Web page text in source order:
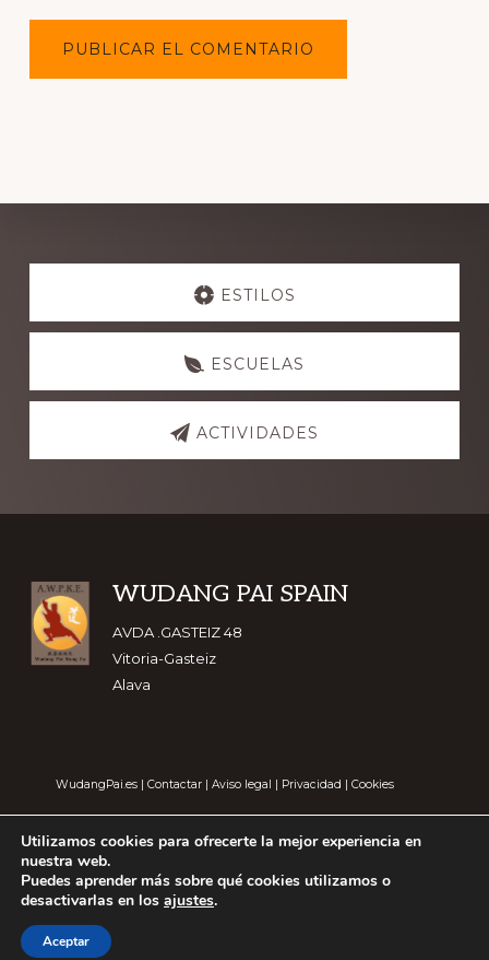
Explore
ESTILOS
ESCUELAS
ACTIVIDADES
Footer
WUDANG PAI SPAIN
AVDA .GASTEIZ 48
Vitoria-Gasteiz
Alava
WudangPai.es| Contactar| Aviso legal | Privacidad | Cookies
Utilizamos cookies para ofrecerte la mejor experiencia en
nuestra web.
Puedes aprender más sobre qué cookies utilizamos o
desactivarlas en los ajustes.
Aceptar